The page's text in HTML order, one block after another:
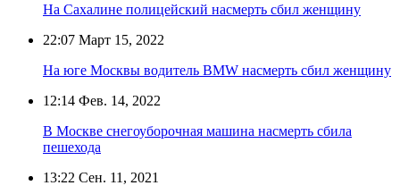
На Сахалине полицейский насмерть сбил женщину
22:07 Март 15, 2022
На юге Москвы водитель BMW насмерть сбил женщину
12:14 Фев. 14, 2022
В Москве снегоуборочная машина насмерть сбила
пешехода
13:22 Сен. 11, 2021